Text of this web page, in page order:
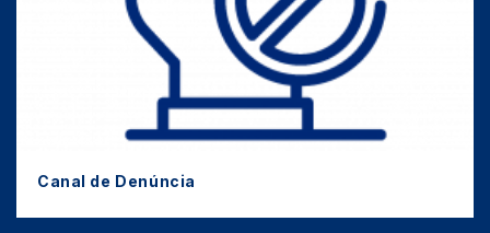
Canal de Denúncia